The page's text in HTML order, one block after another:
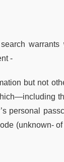
warrants
-
but not
personal
(unknown-